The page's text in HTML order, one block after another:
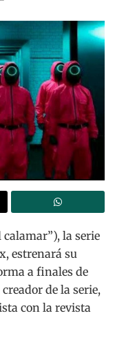
calamar”), la serie
estrenará su
a finales de
de la serie,
con la revista